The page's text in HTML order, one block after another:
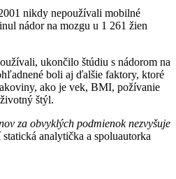
nikdy nepoužívali mobilné
nádor na mozgu u 1 261 žien
ukončilo štúdiu s nádorom na
boli aj ďalšie faktory, ktoré
ako je vek, BMI, požívanie
štýl.
za obvyklých podmienok nezvyšuje
analytička a spoluautorka